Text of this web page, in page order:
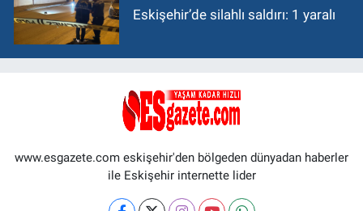
Eskişehir’de silahlı saldırı: 1 yaralı
www.esgazete.com eskişehir'den bölgeden dünyadan haberler
ile Eskişehir internette lider